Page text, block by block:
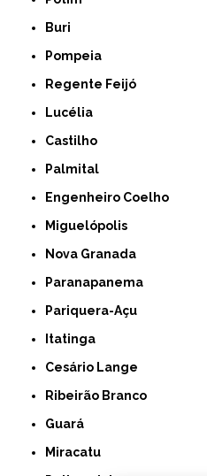
Buri
Pompeia
Regente Feijó
Lucélia
Castilho
Palmital
Engenheiro Coelho
Miguelópolis
Nova Granada
Paranapanema
Pariquera-Açu
Itatinga
Cesário Lange
Ribeirão Branco
Guará
Miracatu